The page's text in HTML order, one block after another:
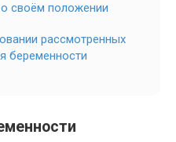
своём положении
рассмотренных
беременности